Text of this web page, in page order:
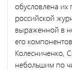
обусловлена
российской
выраженной в
его
Колесниченко,
небольшим по